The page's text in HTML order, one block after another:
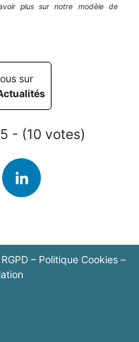
plus sur notre modèle de
sur
- (10 votes)
– Politique Cookies–